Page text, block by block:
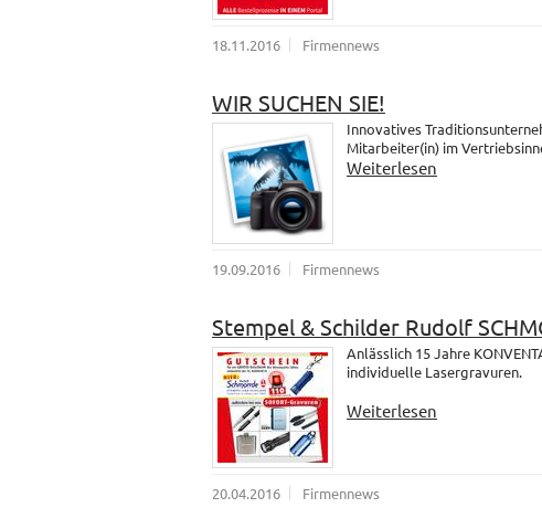
18.11.2016 Firmennews
WIR SUCHEN SIE!
Innovatives
Mitarbeiter(in) im
Weiterlesen
19.09.2016 Firmennews
Stempel & Schilder Rudolf
Anlässlich 15 Jahre
individuelle Lasergravuren.
Weiterlesen
20.04.2016 Firmennews